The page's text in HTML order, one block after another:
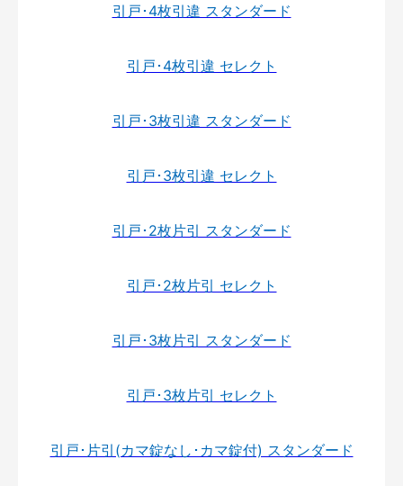
引戸･4枚引違 スタンダード
引戸･4枚引違 セレクト
引戸･3枚引違 スタンダード
引戸･3枚引違 セレクト
引戸･2枚片引 スタンダード
引戸･2枚片引 セレクト
引戸･3枚片引 スタンダード
引戸･3枚片引 セレクト
引戸･片引(カマ錠なし･カマ錠付) スタンダード